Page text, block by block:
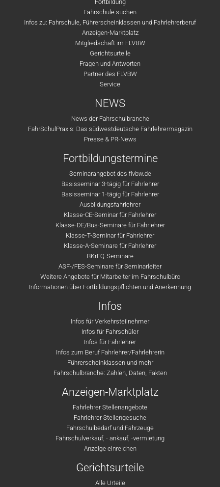
Fortbildung
Fahrschule suchen
Infos zu: Fahrschule, Führerscheinklassen und Fahrlehrerberuf
Anzeigen-Marktplatz
Mitgliedschaft im FLVBW
Gerichtsurteile
Fragen und Antworten
Partner des FLVBW
Service
NEWS
News der Fahrschulbranche
FahrSchulPraxis: Das südwestdeutsche Fahrlehrermagazin
Presse & PR-News
Fortbildungstermine
Seminarangebot des flvbw.de
Basisseminar 3-tägig für Fahrlehrer
Basisseminar 1-tägig für Fahrlehrer
Ausbildungsfahrlehrer
Klasse-CE-Seminar für Fahrlehrer
Klasse-DE/Bus-Seminare für Fahrlehrer
Klasse-T-Seminar für Fahrlehrer
Klasse-A-Seminare für Fahrlehrer
BKrFQ-Seminare
ASF-/FES-Seminare für Seminarleiter
Weitere Angebote für Mitarbeiter im Fahrschulbüro
Informationen über Fortbildungspflichten und Anerkennung
Infos
Infos für Verkehrsteilnehmer
Infos für Fahrschüler
Infos für Fahrlehrer
Infos zum Beruf Fahrlehrer/Fahrlehrerin
Führerscheinklassen und mehr
Fahrschulbranche: Zahlen, Daten, Fakten
Anzeigen-Marktplatz
Fahrlehrer Stellenangebote
Fahrlehrer Stellengesuche
Fahrschulbedarf und Fahrzeuge
Fahrschulverkauf, - ankauf, -vermietung
Anzeige einreichen
Gerichtsurteile
Alle Urteile